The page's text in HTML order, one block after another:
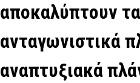
αποκαλύπτουν
ανταγωνιστικά
αναπτυξιακά